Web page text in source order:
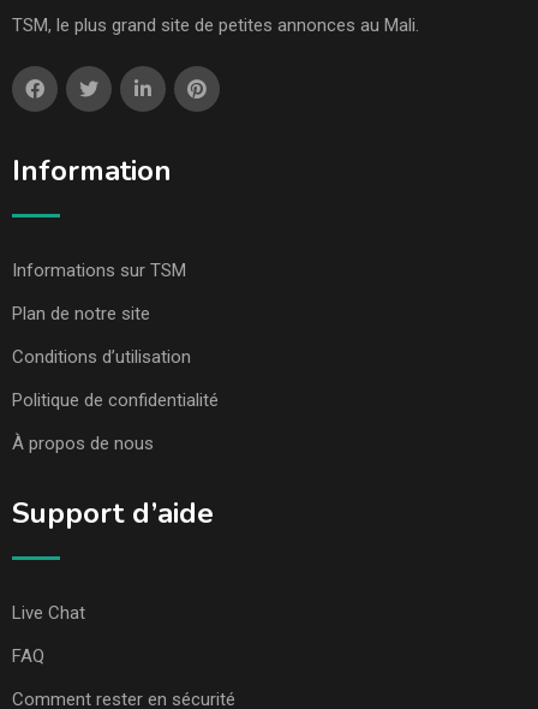
TSM, le plus grand site de petites annonces au Mali.
Information
Informations sur TSM
Plan de notre site
Conditions d’utilisation
Politique de confidentialité
À propos de nous
Support d’aide
Live Chat
FAQ
Comment rester en sécurité